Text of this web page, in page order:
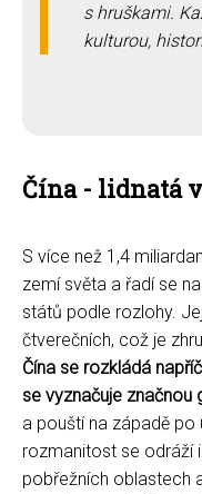
s hruškami.
kulturou,
Čína - lidnatá
S více než 1,4
zemí světa a řadí se
států podle rozlohy.
čtverečních, což je
Čína se rozkládá
se vyznačuje
a pouští na západě po
rozmanitost se odráží
pobřežních oblastech